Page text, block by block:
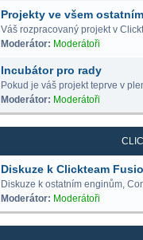
Projekty ve všem ostatním
Váš rozpracovaný projekt v
Moderátor: Moderátoři
Incubátor pro rady
Pokud je váš projekt teprve v
Moderátor: Moderátoři
Diskuze k Clickteam
Diskuze k ostatním enginům,
Moderátor: Moderátoři